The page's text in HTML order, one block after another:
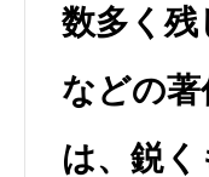
数多く
などの
は、鋭